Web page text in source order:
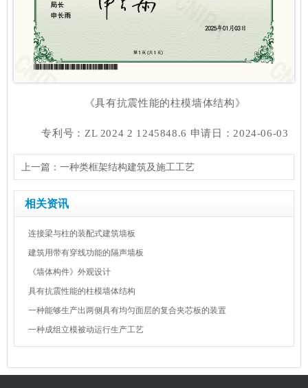
《具有抗震性能的柱模墙体结构》
专利号：ZL 2024 2 1245848.6 申请日：2024-06-03
上一篇：一种类框架结构建筑及施工工艺
下一篇：《墙体构件》外观设计
相关资讯
连接梁与柱的装配式建筑墙板
建筑用带有穿线功能的隔声墙板
《墙体构件》外观设计
具有抗震性能的柱模墙体结构
一种能够生产出两侧具有均匀面层的复合夹芯板的装置
一种成组立模被动运行生产工艺